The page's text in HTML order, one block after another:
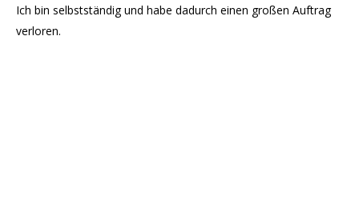
Ich bin selbstständig und habe dadurch einen großen Auftrag
verloren.